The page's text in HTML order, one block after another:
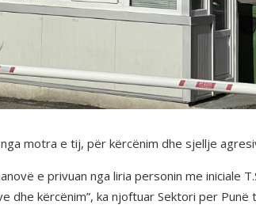
motra e tij, për kërcënim dhe sjellje
e privuan nga liria personin me iniciale
kërcënim”, ka njoftuar Sektori per Punë